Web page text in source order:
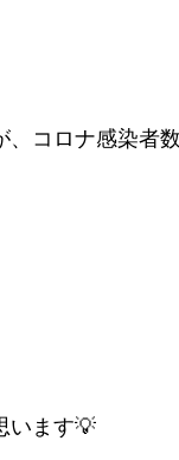
、コロナ感染者
います💡